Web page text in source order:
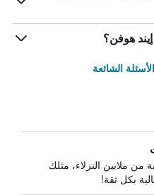
هوفن؟
الشائعة
من ملايين النزلاء، مثلك
بكل ثقة!